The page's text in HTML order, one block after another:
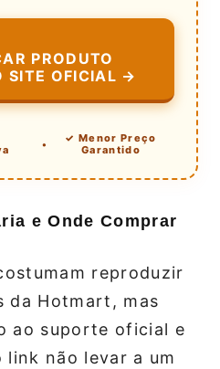
PRODUTO
SITE OFICIAL →
•
✓ Menor Preço
Garantido
e Onde Comprar
reproduzir
da Hotmart, mas
ao suporte oficial e
link não levar a um